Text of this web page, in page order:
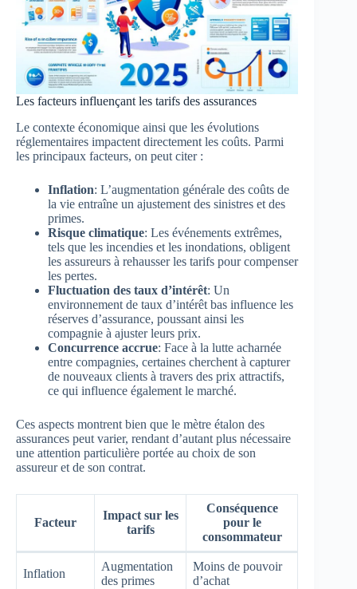
Les facteurs influençant les tarifs des assurances
Le contexte économique ainsi que les évolutions
réglementaires impactent directement les coûts. Parmi
les principaux facteurs, on peut citer :
Inflation: L’augmentation générale des coûts de
la vie entraîne un ajustement des sinistres et des
primes.
Risque climatique: Les événements extrêmes,
tels que les incendies et les inondations, obligent
les assureurs à rehausser les tarifs pour compenser
les pertes.
Fluctuation des taux d’intérêt: Un
environnement de taux d’intérêt bas influence les
réserves d’assurance, poussant ainsi les
compagnie à ajuster leurs prix.
Concurrence accrue: Face à la lutte acharnée
entre compagnies, certaines cherchent à capturer
de nouveaux clients à travers des prix attractifs,
ce qui influence également le marché.
Ces aspects montrent bien que le mètre étalon des
assurances peut varier, rendant d’autant plus nécessaire
une attention particulière portée au choix de son
assureur et de son contrat.
Facteur
Impact sur les
tarifs
Conséquence
pour le
consommateur
Inflation
Augmentation
des primes
Moins de pouvoir
d’achat